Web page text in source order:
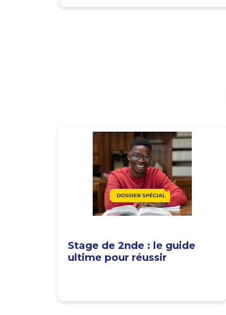
Stage de 2nde : le guide
ultime pour réussir